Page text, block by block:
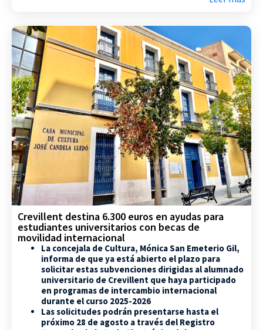
Crevillent destina 6.300 euros en ayudas para
estudiantes universitarios con becas de
movilidad internacional
La concejala de Cultura, Mónica San Emeterio Gil,
informa de que ya está abierto el plazo para
solicitar estas subvenciones dirigidas al alumnado
universitario de Crevillent que haya participado
en programas de intercambio internacional
durante el curso 2025-2026
Las solicitudes podrán presentarse hasta el
próximo 28 de agosto a través del Registro